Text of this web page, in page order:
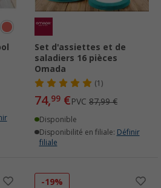
Set d'assiettes et de
saladiers 16 pièces
Omada
(1)
74,99 €PVC 87,99 €
Disponible
Disponibilité en filiale: Définir
filiale
-19%